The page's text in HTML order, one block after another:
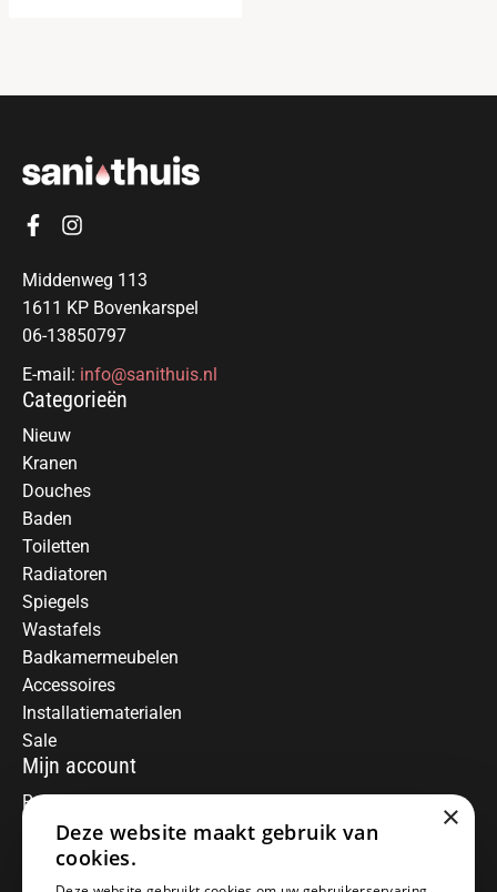
Middenweg 113
1611 KP Bovenkarspel
06-13850797
E-mail: info@sanithuis.nl
Categorieën
Nieuw
Kranen
Douches
Baden
Toiletten
Radiatoren
Spiegels
Wastafels
Badkamermeubelen
Accessoires
Installatiematerialen
Sale
Mijn account
Registreren
Mijn bestellingen
Informatie
×
Deze website maakt gebruik van
cookies.